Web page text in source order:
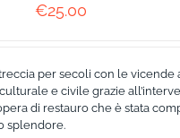
€25.00
per secoli con le
e civile grazie
di restauro che è stata
splendore.